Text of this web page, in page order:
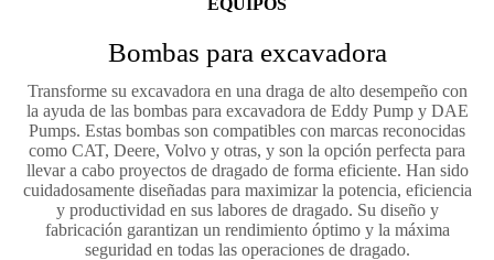
Bombas para excavadora
Transforme su excavadora en una draga de alto desempeño con
la ayuda de las bombas para excavadora de Eddy Pump y DAE
Pumps. Estas bombas son compatibles con marcas reconocidas
como CAT, Deere, Volvo y otras, y son la opción perfecta para
llevar a cabo proyectos de dragado de forma eficiente. Han sido
cuidadosamente diseñadas para maximizar la potencia, eficiencia
y productividad en sus labores de dragado. Su diseño y
fabricación garantizan un rendimiento óptimo y la máxima
seguridad en todas las operaciones de dragado.